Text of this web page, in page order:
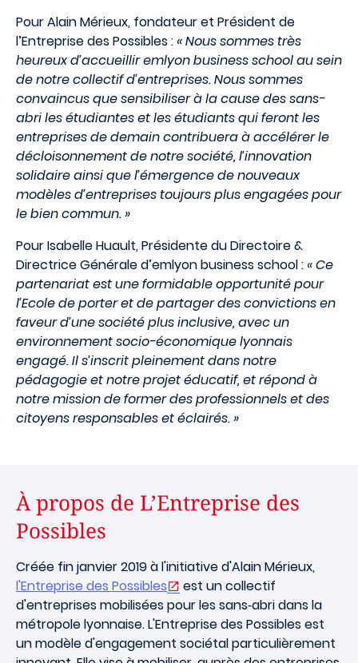
Pour Alain Mérieux, fondateur et Président de
l’Entreprise des Possibles :« Nous sommes très
heureux d’accueillir emlyon business school au sein
de notre collectif d’entreprises. Nous sommes
convaincus que sensibiliser à la cause des sans-
abri les étudiantes et les étudiants qui feront les
entreprises de demain contribuera à accélérer le
décloisonnement de notre société, l’innovation
solidaire ainsi que l’émergence de nouveaux
modèles d’entreprises toujours plus engagées pour
le bien commun. »
Pour Isabelle Huault, Présidente du Directoire &
Directrice Générale d’emlyon business school :« Ce
partenariat est une formidable opportunité pour
l’Ecole de porter et de partager des convictions en
faveur d’une société plus inclusive, avec un
environnement socio-économique lyonnais
engagé. Il s’inscrit pleinement dans notre
pédagogie et notre projet éducatif, et répond à
notre mission de former des professionnels et des
citoyens responsables et éclairés. »
À propos de L’Entreprise des
Possibles
Créée fin janvier 2019 à l'initiative d'Alain Mérieux,
l'Entreprise des Possibles
est un collectif
d'entreprises mobilisées pour les sans‐abri dans la
métropole lyonnaise. L'Entreprise des Possibles est
un modèle d'engagement sociétal particulièrement